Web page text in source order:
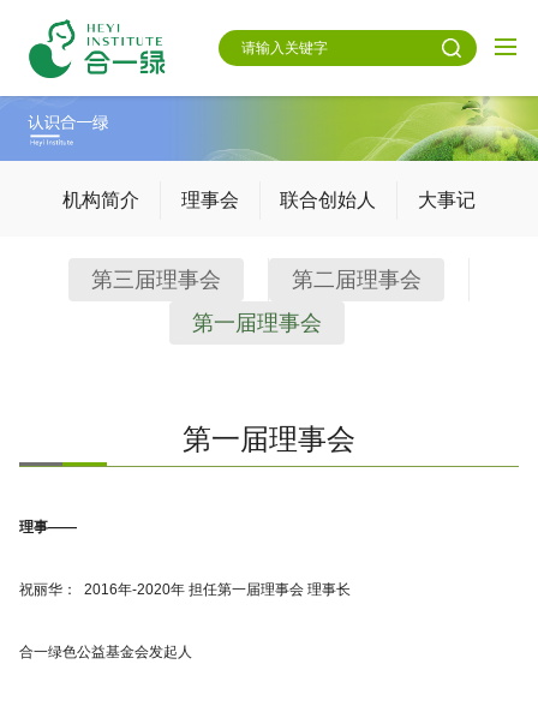
机构简介 理事会 联合创始人 大事记
第三届理事会
第二届理事会
第一届理事会
第一届理事会
理事——
祝丽华： 2016年-2020年 担任第一届理事会 理事长
合一绿色公益基金会发起人